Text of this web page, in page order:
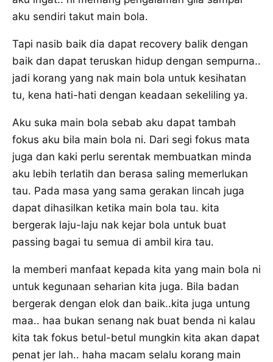
aku sendiri takut main bola.
Tapi nasib baik dia dapat recovery balik dengan
baik dan dapat teruskan hidup dengan sempurna..
jadi korang yang nak main bola untuk kesihatan
tu, kena hati-hati dengan keadaan sekeliling ya.
Aku suka main bola sebab aku dapat tambah
fokus aku bila main bola ni. Dari segi fokus mata
juga dan kaki perlu serentak membuatkan minda
aku lebih terlatih dan berasa saling memerlukan
tau. Pada masa yang sama gerakan lincah juga
dapat dihasilkan ketika main bola tau. kita
bergerak laju-laju nak kejar bola untuk buat
passing bagai tu semua di ambil kira tau.
Ia memberi manfaat kepada kita yang main bola ni
untuk kegunaan seharian kita juga. Bila badan
bergerak dengan elok dan baik..kita juga untung
maa.. haa bukan senang nak buat benda ni kalau
kita tak fokus betul-betul mungkin kita akan dapat
penat jer lah.. haha macam selalu korang main